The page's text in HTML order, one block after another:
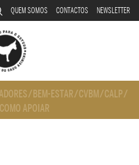
QUEM SOMOS CONTACTOS NEWSLETTER
/ BEM-ESTAR/CVBM/CALP/
COMO APOIAR